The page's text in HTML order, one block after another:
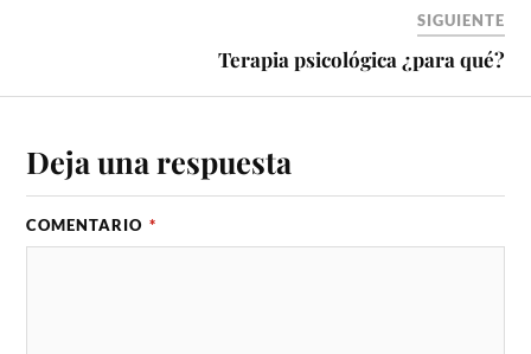
SIGUIENTE
Terapia psicológica ¿para qué?
Deja una respuesta
COMENTARIO *